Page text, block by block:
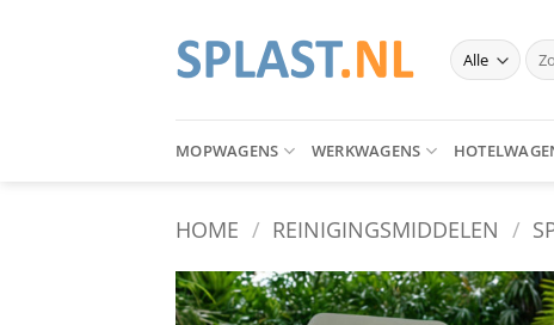
naar:
MOPWAGENS WERKWAGENS
HOME / REINIGINGSMIDDELEN /